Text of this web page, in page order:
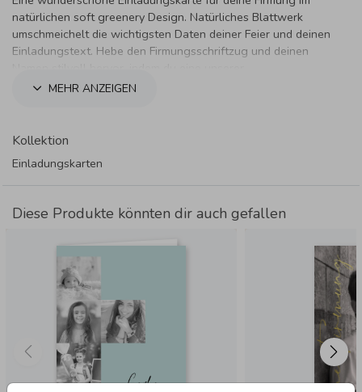
natürlichen soft greenery Design. Natürliches Blattwerk
umschmeichelt die wichtigsten Daten deiner Feier und deinen
Einladungstext. Hebe den Firmungsschriftzug und deinen
Textveredelungen verwendest.
MEHR ANZEIGEN
Kollektion
Einladungskarten
Diese Produkte könnten dir auch gefallen